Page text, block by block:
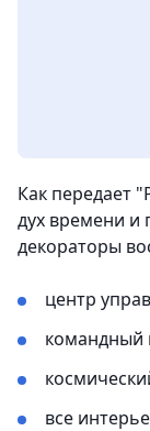
Как передает
дух времени и
декораторы
центр
командный
все